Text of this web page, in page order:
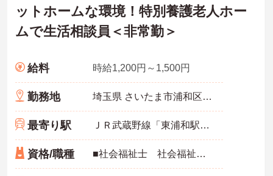
ットホームな環境！特別養護老人ホー
ムで生活相談員＜非常勤＞
給料 時給1,200円～1,500円
勤務地 埼玉県 さいたま市浦和区 緑区中尾925
最寄り駅 ＪＲ武蔵野線「東浦和駅」バス・車13分
資格/職種 ■社会福祉士 社会福祉主事 介護福祉士のいずれか ※ 普通自動車運転免許（AT限定可）